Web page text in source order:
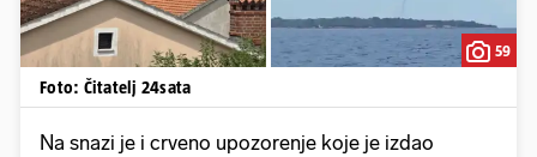
59
Foto: Čitatelj 24sata
Na snazi je i crveno upozorenje koje je izdao